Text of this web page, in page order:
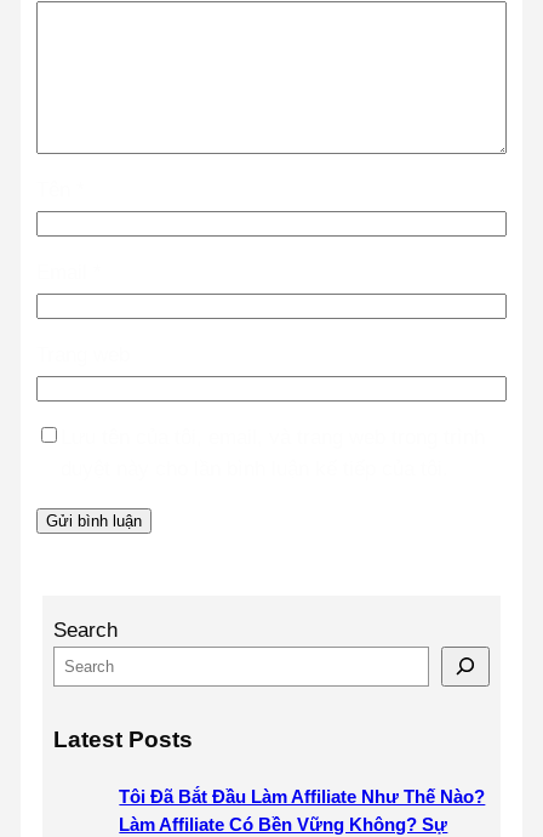
Search
Latest Posts
Tôi Đã Bắt Đầu Làm Affiliate Như Thế Nào?
Làm Affiliate Có Bền Vững Không? Sự